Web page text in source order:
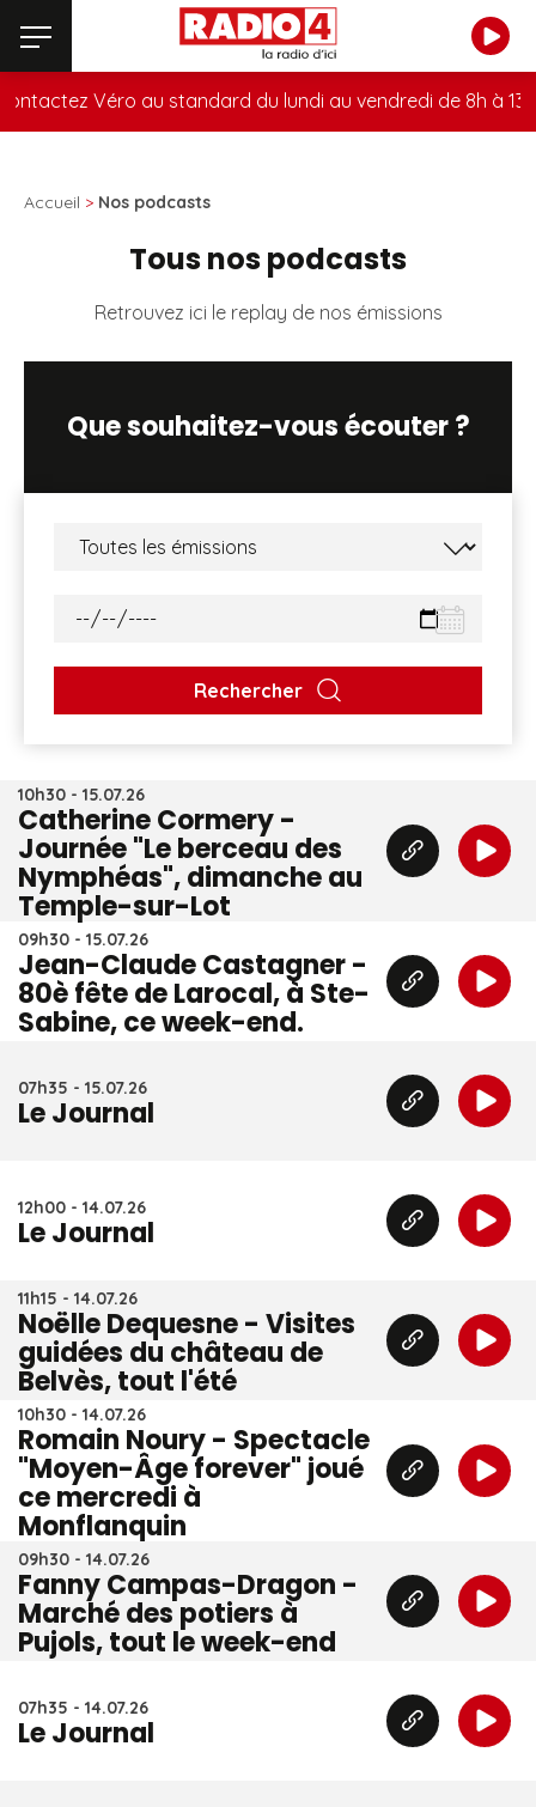
Véro au standard du lundi au vendredi de 8h à 13h
Accueil > Nos podcasts
Tous nos podcasts
Retrouvez ici le replay de nos émissions
Que souhaitez-vous écouter ?
Rechercher
10h30 - 15.07.26
Catherine Cormery -
Journée "Le berceau des
Nymphéas", dimanche au
Temple-sur-Lot
09h30 - 15.07.26
Jean-Claude Castagner -
80è fête de Larocal, à Ste-
Sabine, ce week-end.
07h35 - 15.07.26
Le Journal
12h00 - 14.07.26
Le Journal
11h15 - 14.07.26
Noëlle Dequesne - Visites
guidées du château de
Belvès, tout l'été
10h30 - 14.07.26
Romain Noury - Spectacle
"Moyen-Âge forever" joué
ce mercredi à
Monflanquin
09h30 - 14.07.26
Fanny Campas-Dragon -
Marché des potiers à
Pujols, tout le week-end
07h35 - 14.07.26
Le Journal